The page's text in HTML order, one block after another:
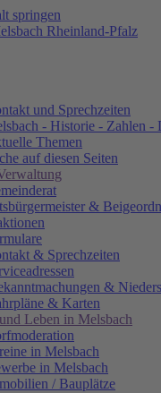
springen
und Sprechzeiten
- Historie - Zahlen -
Themen
auf diesen Seiten
&
& Sprechzeiten
&
& Karten
Leben in Melsbach
in Melsbach
in Melsbach
/ Bauplätze